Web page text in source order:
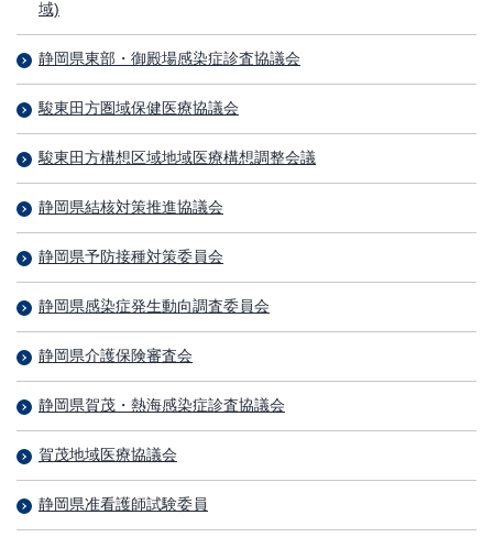
域)
静岡県東部・御殿場感染症診査協議会
駿東田方圏域保健医療協議会
駿東田方構想区域地域医療構想調整会議
静岡県結核対策推進協議会
静岡県予防接種対策委員会
静岡県感染症発生動向調査委員会
静岡県介護保険審査会
静岡県賀茂・熱海感染症診査協議会
賀茂地域医療協議会
静岡県准看護師試験委員